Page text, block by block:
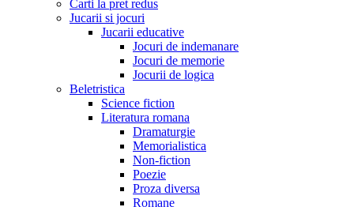
Carti la pret redus
Jucarii si jocuri
Jucarii educative
Jocuri de indemanare
Jocuri de memorie
Jocurii de logica
Beletristica
Science fiction
Literatura romana
Dramaturgie
Memorialistica
Non-fiction
Poezie
Proza diversa
Romane